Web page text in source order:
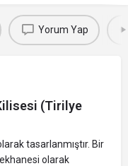
Yorum Yap
(Tirilye
tasarlanmıştır. Bir
olarak